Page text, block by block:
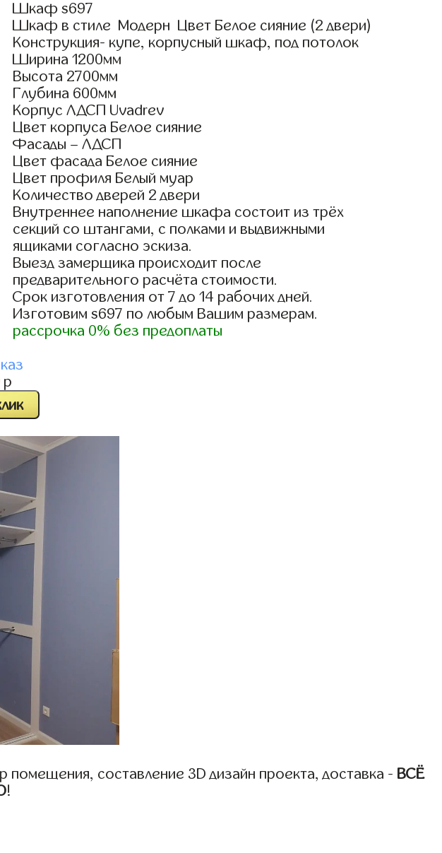
Шкаф s697
Шкаф в стиле Модерн Цвет Белое сияние (2 двери)
Конструкция- купе, корпусный шкаф, под потолок
Ширина 1200мм
Высота 2700мм
Глубина 600мм
Корпус ЛДСП Uvadrev
Цвет корпуса Белое сияние
Фасады – ЛДСП
Цвет фасада Белое сияние
Цвет профиля Белый муар
Количество дверей 2 двери
Внутреннее наполнение шкафа состоит из трёх
секций со штангами, с полками и выдвижными
ящиками согласно эскиза.
Выезд замерщика происходит после
предварительного расчёта стоимости.
Срок изготовления от 7 до 14 рабочих дней.
Изготовим s697 по любым Вашим размерам.
рассрочка 0% без предоплаты
р
составление 3D дизайн проекта, доставка - ВСЁ
!